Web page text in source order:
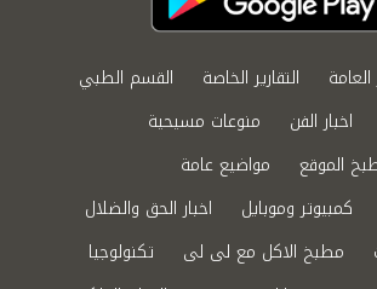
العامة التقارير الخاصة
القسم الطبي
اخبار الفن
منوعات مسيحية
الموقع
مواضيع عامة
كمبيوتر وموبايل
اخبار الحق والضلال
مطبخ الاكل مع لى لى
تكنولوجيا